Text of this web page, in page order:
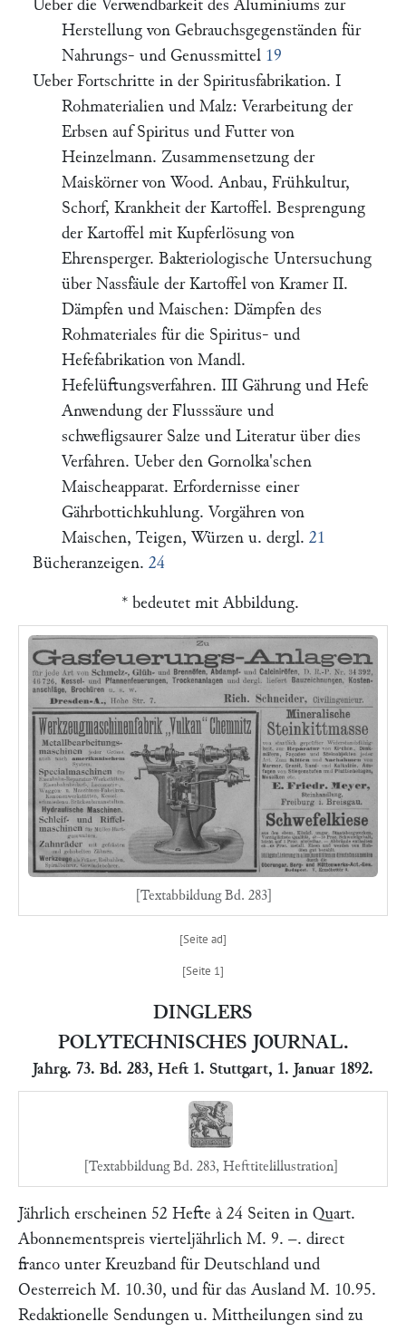
Ueber die Verwendbarkeit des Aluminiums zur
Herstellung von Gebrauchsgegenständen für
Nahrungs- und Genussmittel 19
Ueber Fortschritte in der Spiritusfabrikation. I
Rohmaterialien und Malz: Verarbeitung der
Erbsen auf Spiritus und Futter von
Heinzelmann. Zusammensetzung der
Maiskörner von Wood. Anbau, Frühkultur,
Schorf, Krankheit der Kartoffel. Besprengung
der Kartoffel mit Kupferlösung von
Ehrensperger. Bakteriologische Untersuchung
über Nassfäule der Kartoffel von Kramer II.
Dämpfen und Maischen: Dämpfen des
Rohmateriales für die Spiritus- und
Hefefabrikation von Mandl.
Hefelüftungsverfahren. III Gährung und Hefe
Anwendung der Flusssäure und
schwefligsaurer Salze und Literatur über dies
Verfahren. Ueber den Gornolka'schen
Maischeapparat. Erfordernisse einer
Gährbottichkuhlung. Vorgähren von
Maischen, Teigen, Würzen u. dergl. 21
Bücheranzeigen. 24
* bedeutet mit Abbildung.
[Textabbildung Bd. 283]
DINGLERS
POLYTECHNISCHES JOURNAL.
Jahrg. 73. Bd. 283, Heft 1. Stuttgart, 1. Januar 1892.
[Textabbildung Bd. 283, Hefttitelillustration]
Jährlich erscheinen 52 Hefte à 24 Seiten in Quart.
Abonnementspreis vierteljährlich M. 9. –. direct
franco unter Kreuzband für Deutschland und
Oesterreich M. 10.30, und für das Ausland M. 10.95.
Redaktionelle Sendungen u. Mittheilungen sind zu